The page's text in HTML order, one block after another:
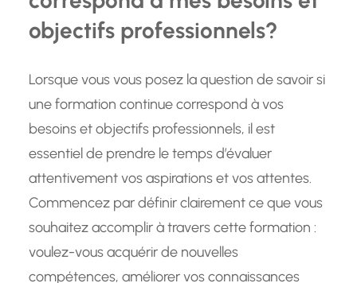
objectifs professionnels?
Lorsque vous vous posez la question de savoir si
une formation continue correspond à vos
besoins et objectifs professionnels, il est
essentiel de prendre le temps d’évaluer
attentivement vos aspirations et vos attentes.
Commencez par définir clairement ce que vous
souhaitez accomplir à travers cette formation :
voulez-vous acquérir de nouvelles
compétences, améliorer vos connaissances